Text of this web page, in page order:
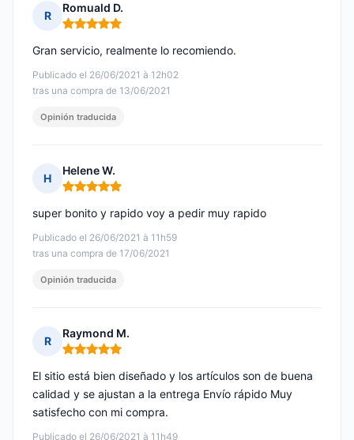
R
Romuald D.
Nota: 5 de 5
Publicado el 26/06/2021 à 12h02
tras una compra de 13/06/2021
Gran servicio, realmente lo recomiendo.
Opinión traducida
H
Helene W.
Nota: 5 de 5
Publicado el 26/06/2021 à 11h59
tras una compra de 17/06/2021
super bonito y rapido voy a pedir muy rapido
Opinión traducida
R
Raymond M.
Nota: 5 de 5
Publicado el 26/06/2021 à 11h49
El sitio está bien diseñado y los artículos son de buena
calidad y se ajustan a la entrega Envío rápido Muy
satisfecho con mi compra.